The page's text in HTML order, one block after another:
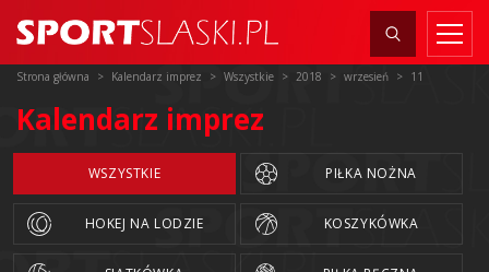
Strona główna Kalendarz imprez Wszystkie 2018 wrzesień 11
Kalendarz imprez
WSZYSTKIE PIŁKA NOŻNA
HOKEJ NA LODZIE KOSZYKÓWKA